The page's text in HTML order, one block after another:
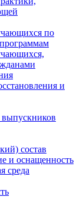
по
и
состав
и оснащенность
среда